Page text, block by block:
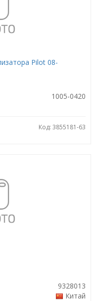
Pilot 08-
1005-0420
Код: 3855181-63
9328013
Китай